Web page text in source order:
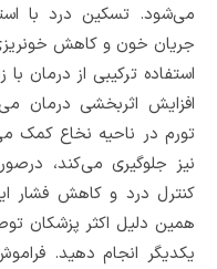
می‌شود. تسکین درد با
جریان خون و کاهش
استفاده ترکیبی از درمان با
افزایش اثربخشی درمان
تورم در ناحیه نخاع کمک
نیز جلوگیری می‌کند،
کنترل درد و کاهش فشار
همین دلیل اکثر پزشکان
یکدیگر انجام دهید.